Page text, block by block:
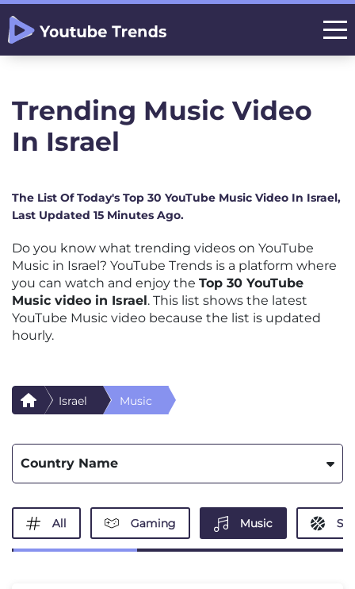
Trending Music Video
In Israel
The List Of Today's Top 30 YouTube Music Video In Israel,
Last Updated 15 Minutes Ago.
Do you know what trending videos on YouTube
Music in Israel? YouTube Trends is a platform where
you can watch and enjoy the Top 30 YouTube
Music video in Israel. This list shows the latest
YouTube Music video because the list is updated
hourly.
Israel Music
Country Name
All Gaming Music